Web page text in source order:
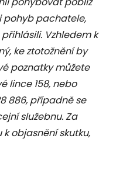
pohyb pachatele,
Vzhledem k
ke ztotožnění by
poznatky můžete
lince 158, nebo
886, případně se
služebnu. Za
objasnění skutku,